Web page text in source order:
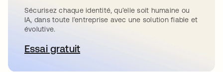
Sécurisez chaque identité, qu’elle soit humaine ou
IA, dans toute l’entreprise avec une solution fiable et
évolutive.
Essai gratuits’ouvre dans un nouvel onglet